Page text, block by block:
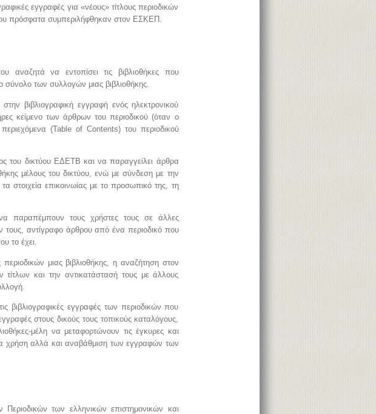
εγγραφές για «νέους» τίτλους περιοδικών
πρόσφατα συμπεριλήφθηκαν στον ΕΣΚΕΠ.
αναζητά να εντοπίσει τις βιβλιοθήκες που
σύνολο των συλλογών μιας βιβλιοθήκης.
βιβλιογραφική εγγραφή ενός ηλεκτρονικού
κείμενο των άρθρων του περιοδικού (όταν ο
(Table of Contents) του περιοδικού
του δικτύου ΕΔΕΤΒ και να παραγγείλει άρθρα
μέλους του δικτύου, ενώ με σύνδεση με την
στοιχεία επικοινωίας με το προσωπικό της, τη
παραπέμπουν τους χρήστες τους σε άλλες
τους, αντίγραφο άρθρου από ένα περιοδικό που
το έχει.
μιας βιβλιοθήκης, η αναζήτηση στον
και την αντικατάστασή τους με άλλους
βιβλιογραφικές εγγραφές των περιοδικών που
στους δικούς τους τοπικούς καταλόγους,
μέλη να μεταφορτώνουν τις έγκυρες και
χρήση αλλά και αναβάθμιση των εγγραφών των
των ελληνικών επιστημονικών και